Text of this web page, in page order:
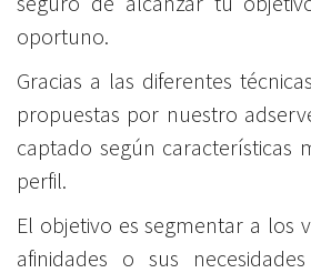
oportuno.
Gracias a las diferentes
propuestas por nuestro
captado según características
perfil.
El objetivo es segmentar a los
afinidades o sus